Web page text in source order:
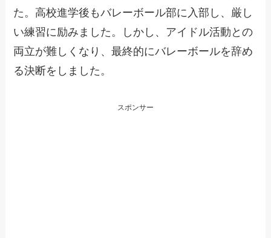
た。高校進学後もバレーボール部に入部し、厳し
い練習に励みました。しかし、アイドル活動との
両立が難しくなり、最終的にバレーボールを辞め
る決断をしました。
スポンサー